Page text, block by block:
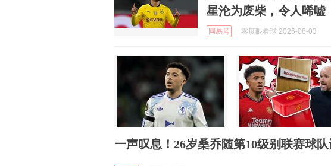
星沦为废柴，令人唏嘘
网易号 零度眼看球 2026-08-03
一声叹息！26岁桑乔随第10级别联赛球